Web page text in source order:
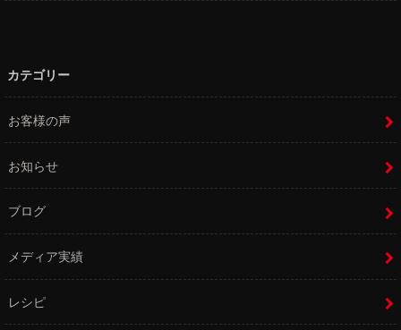
カテゴリー
お客様の声
お知らせ
ブログ
メディア実績
レシピ